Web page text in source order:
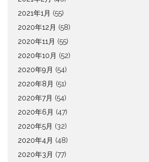
2021年1月 (55)
2020年12月 (58)
2020年11月 (55)
2020年10月 (52)
2020年9月 (54)
2020年8月 (51)
2020年7月 (54)
2020年6月 (47)
2020年5月 (32)
2020年4月 (48)
2020年3月 (77)